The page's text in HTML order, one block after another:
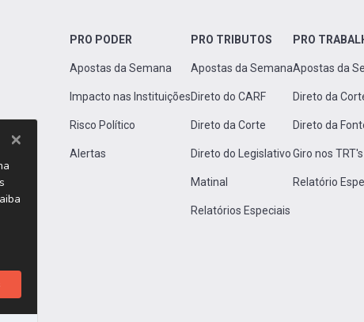
PRO PODER
Apostas da Semana
Impacto nas Instituições
Risco Político
Alertas
PRO TRIBUTOS
Apostas da Semana
Direto do CARF
Direto da Corte
Direto do Legislativo
Matinal
Relatórios Especiais
PRO
Apostas da
Direto da
Direto da
Giro nos TRT's
Relatório